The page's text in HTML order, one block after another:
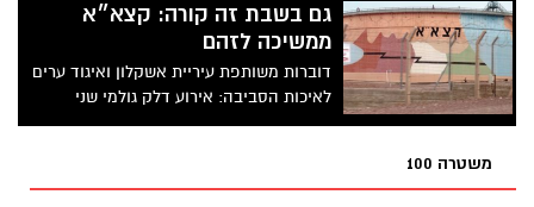
גם בשבת זה קורה: קצא״א
ממשיכה לזהם
דוברות משותפת עיריית אשקלון ואיגוד ערים
לאיכות הסביבה: אירוע דלק גולמי שני
מתחילת השנה
משטרה 100